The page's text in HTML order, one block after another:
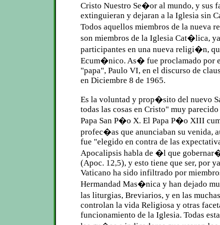
Cristo Nuestro Se�or al mundo, y sus
extinguieran y dejaran a la Iglesia sin
Todos aquellos miembros de la nueva
son miembros de la Iglesia Cat�lica,
participantes en una nueva religi�n,
Ecum�nico. As� fue proclamado por
"papa", Paulo VI, en el discurso de
en Diciembre 8 de 1965.
Es la voluntad y prop�sito del nuevo
todas las cosas en Cristo" muy
Papa San P�o X. El Papa P�o XIII
profec�as que anunciaban su venida,
fue "elegido en contra de las
Apocalipsis habla de �l que
(Apoc. 12,5), y esto tiene que ser, por
Vaticano ha sido infiltrado por
Hermandad Mas�nica y han dejado
las liturgias, Breviarios, y en las
controlan la vida Religiosa y otras
funcionamiento de la Iglesia. Todas